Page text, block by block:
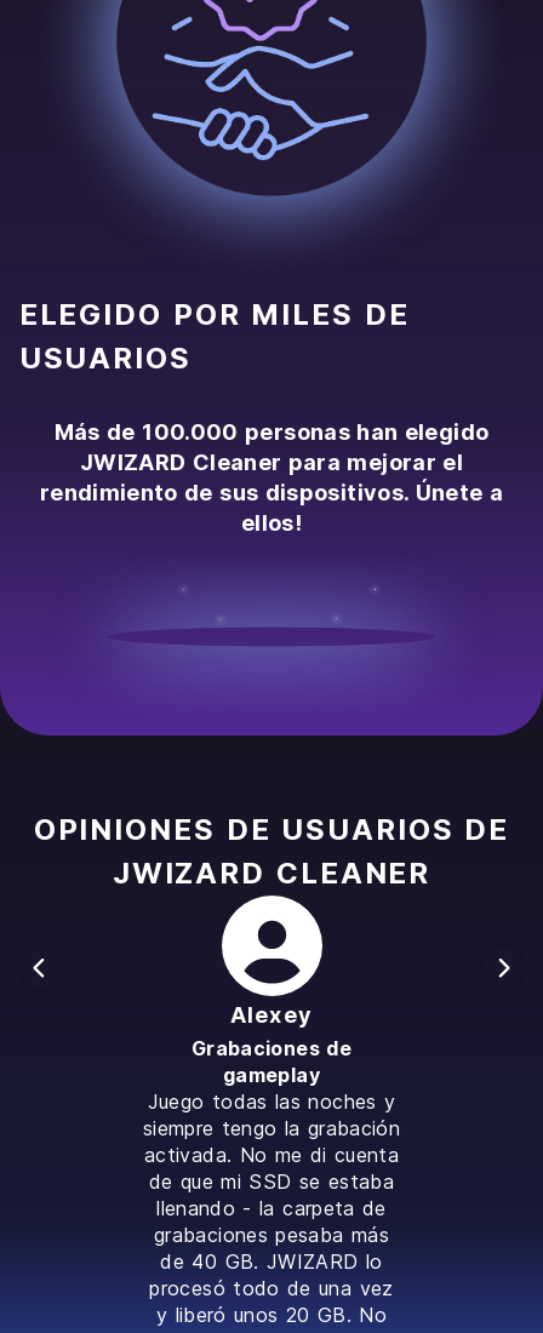
ELEGIDO POR MILES DE
USUARIOS
Más de 100.000 personas han elegido
JWIZARD Cleaner para mejorar el
rendimiento de sus dispositivos. Únete a
ellos!
OPINIONES DE USUARIOS DE
JWIZARD CLEANER
Alexey
Grabaciones de
gameplay
Juego todas las noches y
siempre tengo la grabación
activada. No me di cuenta
de que mi SSD se estaba
llenando - la carpeta de
grabaciones pesaba más
de 40 GB. JWIZARD lo
procesó todo de una vez
y liberó unos 20 GB. No